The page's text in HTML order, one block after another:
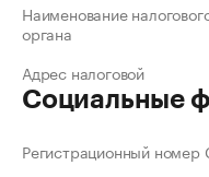
Наименование
органа
Адрес налоговой
Социальные
Регистрационный